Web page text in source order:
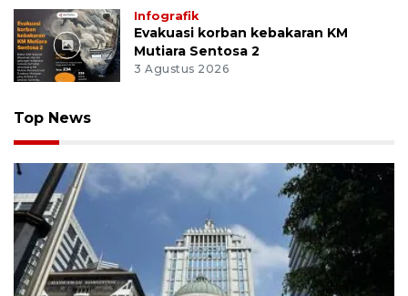
Infografik
Evakuasi korban kebakaran KM
Mutiara Sentosa 2
3 Agustus 2026
Top News